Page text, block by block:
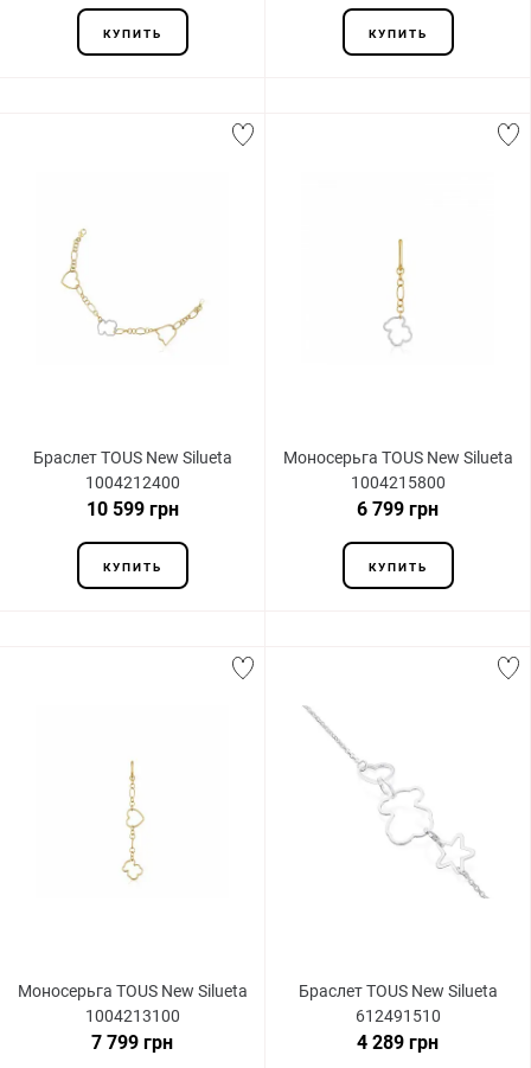
КУПИТЬ КУПИТЬ
Браслет TOUS New Silueta
1004212400
10 599 грн
КУПИТЬ
Моносерьга TOUS New Silueta
1004215800
6 799 грн
КУПИТЬ
Моносерьга TOUS New Silueta
1004213100
7 799 грн
Браслет TOUS New Silueta
612491510
4 289 грн